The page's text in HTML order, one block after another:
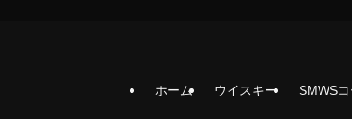
ホーム ウイスキー SMWS